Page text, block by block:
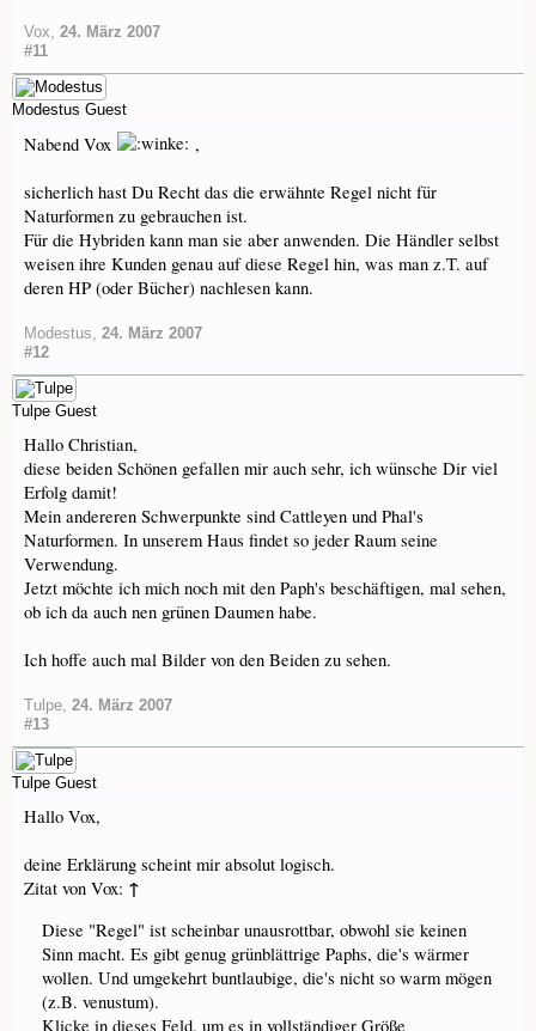
Vox, 24. März 2007
#11
Modestus Guest
Nabend Vox ,
sicherlich hast Du Recht das die erwähnte Regel nicht für
Naturformen zu gebrauchen ist.
Für die Hybriden kann man sie aber anwenden. Die Händler selbst
weisen ihre Kunden genau auf diese Regel hin, was man z.T. auf
deren HP (oder Bücher) nachlesen kann.
Modestus, 24. März 2007
#12
Tulpe Guest
Hallo Christian,
diese beiden Schönen gefallen mir auch sehr, ich wünsche Dir viel
Erfolg damit!
Mein andereren Schwerpunkte sind Cattleyen und Phal's
Naturformen. In unserem Haus findet so jeder Raum seine
Verwendung.
Jetzt möchte ich mich noch mit den Paph's beschäftigen, mal sehen,
ob ich da auch nen grünen Daumen habe.
Ich hoffe auch mal Bilder von den Beiden zu sehen.
Tulpe, 24. März 2007
#13
Tulpe Guest
Hallo Vox,
deine Erklärung scheint mir absolut logisch.
Zitat von Vox: ↑
Diese "Regel" ist scheinbar unausrottbar, obwohl sie keinen
Sinn macht. Es gibt genug grünblättrige Paphs, die's wärmer
wollen. Und umgekehrt buntlaubige, die's nicht so warm mögen
(z.B. venustum).
Klicke in dieses Feld, um es in vollständiger Größe